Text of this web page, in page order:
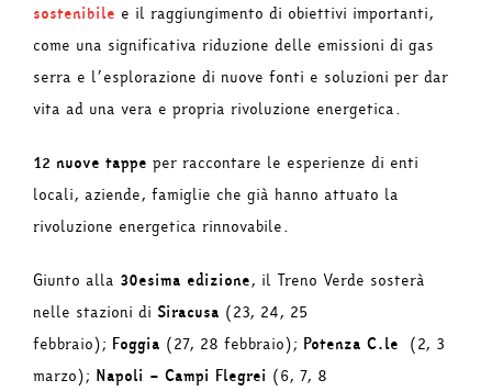
sostenibile e il raggiungimento di obiettivi importanti,
come una significativa riduzione delle emissioni di gas
serra e l’esplorazione di nuove fonti e soluzioni per dar
vita ad una vera e propria rivoluzione energetica.
12 nuove tappe per raccontare le esperienze di enti
locali, aziende, famiglie che già hanno attuato la
rivoluzione energetica rinnovabile.
Giunto alla 30esima edizione, il Treno Verde sosterà
nelle stazioni di Siracusa (23, 24, 25
febbraio); Foggia (27, 28 febbraio); Potenza C.le (2, 3
marzo); Napoli – Campi Flegrei (6, 7, 8